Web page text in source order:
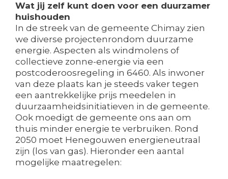
Wat jij zelf kunt doen voor een duurzamer
huishouden
In de streek van de gemeente Chimay zien
we diverse projectenrondom duurzame
energie. Aspecten als windmolens of
collectieve zonne-energie via een
postcoderoosregeling in 6460. Als inwoner
van deze plaats kan je steeds vaker tegen
een aantrekkelijke prijs meedelen in
duurzaamheidsinitiatieven in de gemeente.
Ook moedigt de gemeente ons aan om
thuis minder energie te verbruiken. Rond
2050 moet Henegouwen energieneutraal
zijn (los van gas). Hieronder een aantal
mogelijke maatregelen: